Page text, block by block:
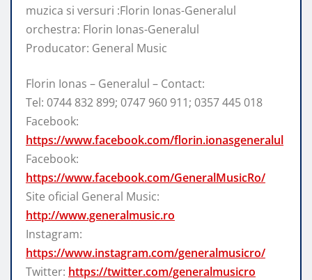
muzica si versuri :Florin Ionas-Generalul
orchestra: Florin Ionas-Generalul
Producator: General Music
Florin Ionas – Generalul – Contact:
Tel: 0744 832 899; 0747 960 911; 0357 445 018
Facebook:
https://www.facebook.com/florin.ionasgeneralul
Facebook:
https://www.facebook.com/GeneralMusicRo/
Site oficial General Music:
http://www.generalmusic.ro
Instagram:
https://www.instagram.com/generalmusicro/
Twitter: https://twitter.com/generalmusicro